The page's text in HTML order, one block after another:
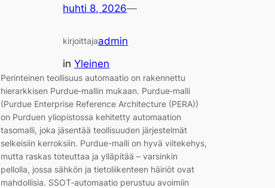
huhti 8, 2026—
kirjoittajaadmin
inYleinen
Perinteinen teollisuus automaatio on rakennettu
hierarkkisen Purdue‑mallin mukaan. Purdue‑malli
(Purdue Enterprise Reference Architecture (PERA))
on Purduen yliopistossa kehitetty automaation
tasomalli, joka jäsentää teollisuuden järjestelmät
selkeisiin kerroksiin. Purdue-malli on hyvä viitekehys,
mutta raskas toteuttaa ja ylläpitää – varsinkin
pellolla, jossa sähkön ja tietoliikenteen häiriöt ovat
mahdollisia. SSOT‑automaatio perustuu avoimiin